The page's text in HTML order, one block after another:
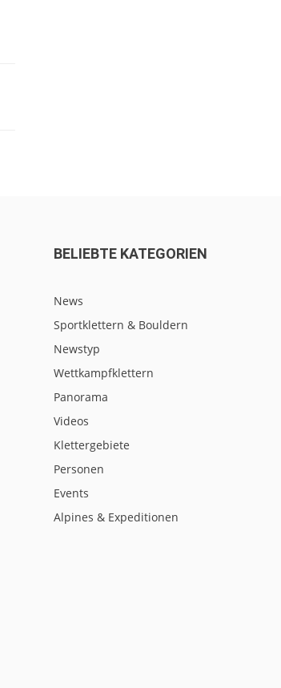
BELIEBTE KATEGORIEN
News
Sportklettern & Bouldern
Newstyp
Wettkampfklettern
Panorama
Videos
Klettergebiete
Personen
Events
Alpines & Expeditionen